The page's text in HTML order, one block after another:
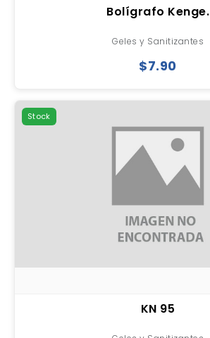
Bolígrafo Kenge.
Geles y Sanitizantes
$7.90
Stock
KN 95